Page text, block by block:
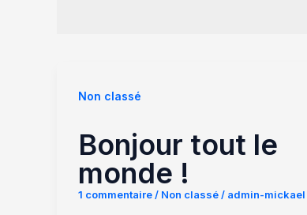
Non classé
Bonjour tout le
monde !
1 commentaire / Non classé / admin-mickael